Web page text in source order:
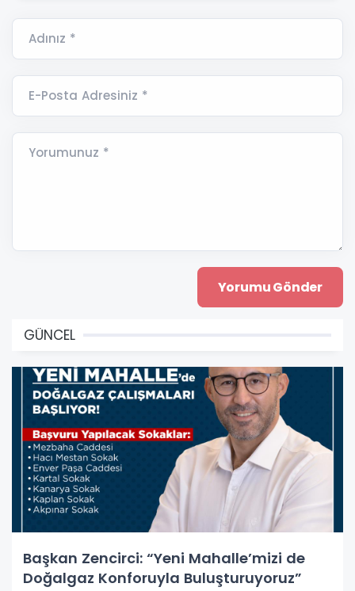
Adınız *
E-Posta Adresiniz *
Yorumunuz *
GÜNCEL
Başkan Zencirci: “Yeni Mahalle’mizi de
Doğalgaz Konforuyla Buluşturuyoruz”